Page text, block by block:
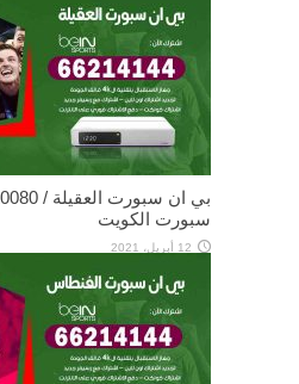
سبورت الكويت
12 أبريل، 2021